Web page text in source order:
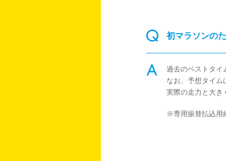
初マラソンの
過去のベストタイ
なお、予想タイム
実際の走力と大き
※専用振替払込用